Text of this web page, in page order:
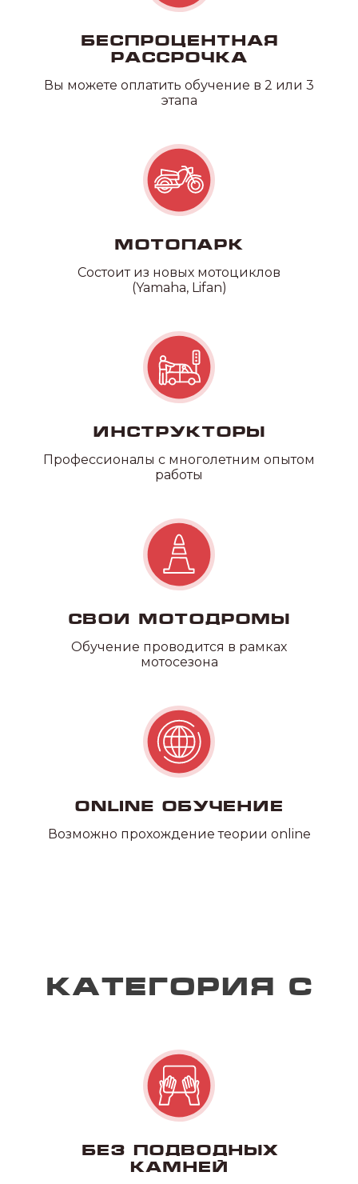
Беспроцентная
рассрочка
Вы можете оплатить обучение в 2 или 3
этапа
Мотопарк
Состоит из новых мотоциклов
(Yamaha, Lifan)
Инструкторы
Профессионалы с многолетним опытом
работы
Свои мотодромы
Обучение проводится в рамках
мотосезона
Online обучение
Возможно прохождение теории online
Без подводных
камней
Категория D